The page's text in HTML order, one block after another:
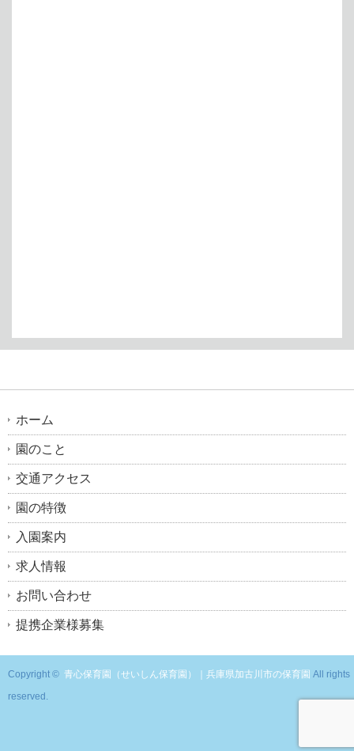
ホーム
園のこと
交通アクセス
園の特徴
入園案内
求人情報
お問い合わせ
提携企業様募集
Copyright © 青心保育園（せいしん保育園）｜兵庫県加古川市の保育園 All rights
reserved.